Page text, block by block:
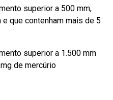
superior a 500 mm,
que contenham mais de 5
superior a 1.500 mm
de mercúrio